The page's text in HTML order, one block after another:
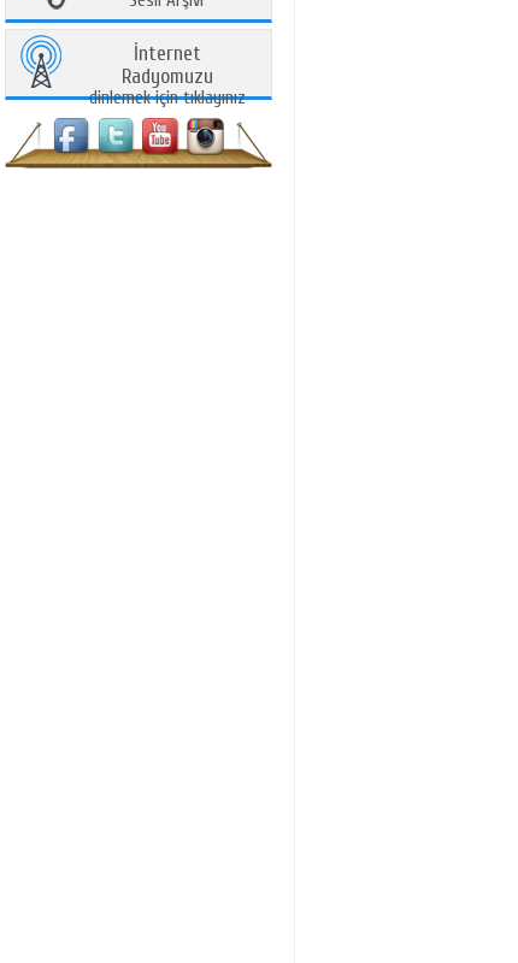
İnternet
Radyomuzu
dinlemek için tıklayınız